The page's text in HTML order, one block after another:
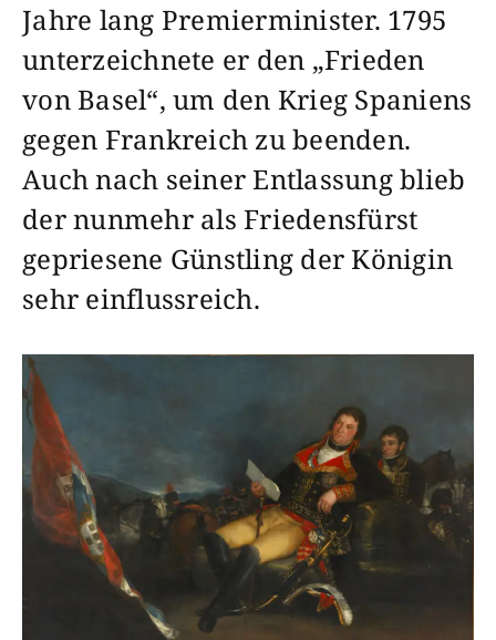
Jahre lang Premierminister. 1795
unterzeichnete er den „Frieden
von Basel“, um den Krieg Spaniens
gegen Frankreich zu beenden.
Auch nach seiner Entlassung blieb
der nunmehr als Friedensfürst
gepriesene Günstling der Königin
sehr einflussreich.